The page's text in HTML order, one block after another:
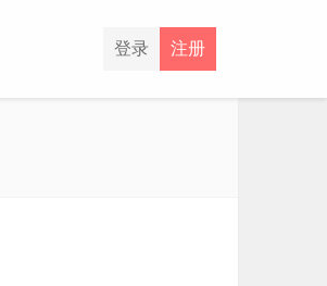
注册
登录